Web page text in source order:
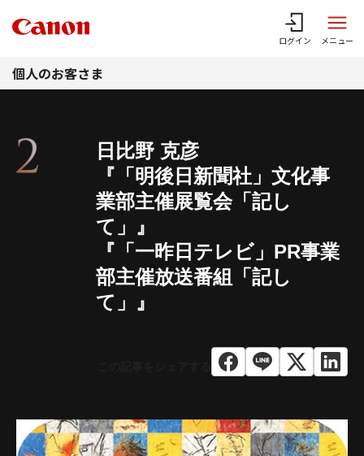
ログイン メニュー
個人のお客さま
日比野 克彦
『「明後日新聞社」文化事
業部主催展覧会「記し
て」』
『「一昨日テレビ」PR事業
部主催放送番組「記し
て」』